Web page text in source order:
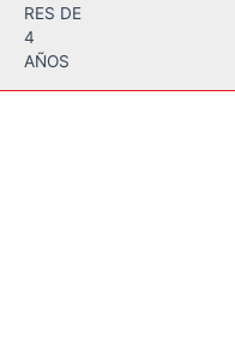
RES DE
4
AÑOS